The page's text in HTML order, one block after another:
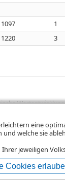
eine
und welche sie
jeweiligen
Cookies
1097 1
1220 3
Bei
nicht berücksichtigt.
Ihre individuell
ergibt,